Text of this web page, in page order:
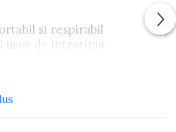
si respirabil
usor de intretinut
mentine aspectul si